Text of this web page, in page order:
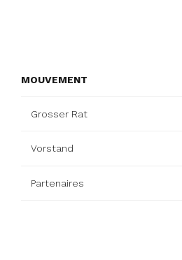
MOUVEMENT
Grosser Rat
Vorstand
Partenaires